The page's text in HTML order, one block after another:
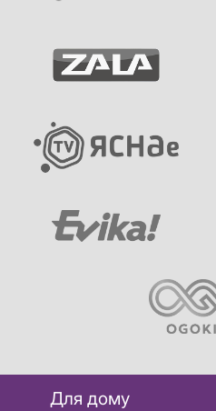
Для дому